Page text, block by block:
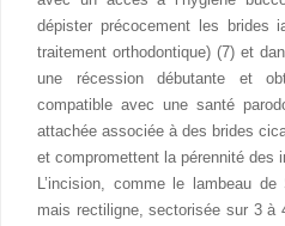
dépister précocement les brides
traitement orthodontique) (7) et
une récession débutante et
compatible avec une santé
attachée associée à des brides
et compromettent la pérennité des
L’incision, comme le lambeau
mais rectiligne, sectorisée sur 3 à